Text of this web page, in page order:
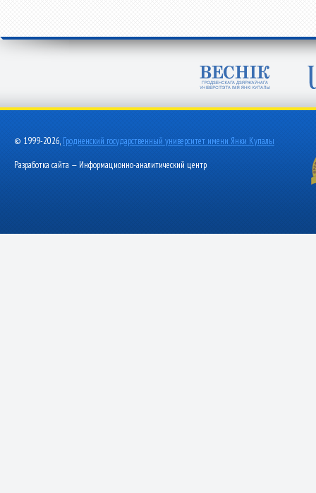
© 1999-2026, Гродненский государственный университет имени Янки Купалы
Разработка сайта — Информационно-аналитический центр